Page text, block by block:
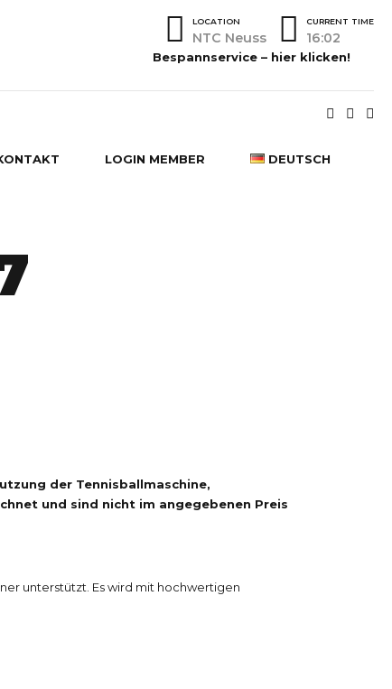
CURRENT TIME
16:02
LOCATION
NTC Neuss
Bespannservice – hier klicken!
LOGIN MEMBER DEUTSCH
der Tennisballmaschine,
und sind nicht im angegebenen Preis
unterstützt. Es wird mit hochwertigen